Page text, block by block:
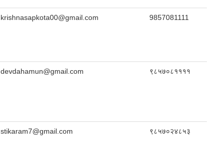
krishnasapkota00@gmail.com 9857081111
devdahamun@gmail.com ९८५७०८११११
stikaram7@gmail.com ९८५७०२४८५३